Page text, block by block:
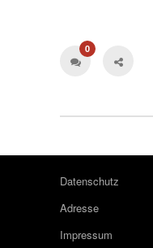
0
Datenschutz
Adresse
Impressum